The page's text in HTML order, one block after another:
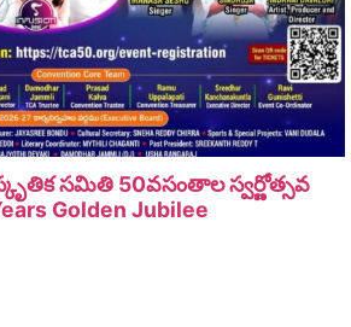
సమితి 50వసంతాల స్వర్ణోత్సవ
Golden Jubilee